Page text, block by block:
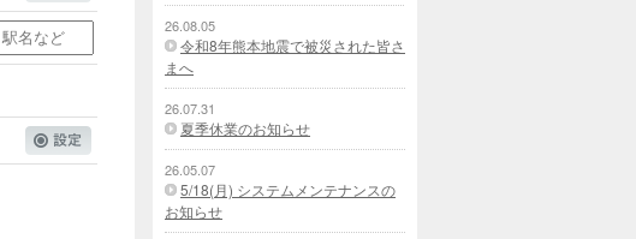
26.08.05
令和8年熊本地震で被災された皆さ
まへ
26.07.31
夏季休業のお知らせ
26.05.07
5/18(月) システムメンテナンスの
お知らせ